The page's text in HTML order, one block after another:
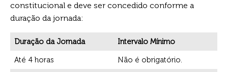
constitucional e deve ser concedido conforme a
duração da jornada:
Duração da Jornada
Intervalo Mínimo
Até 4 horas
Não é obrigatório.